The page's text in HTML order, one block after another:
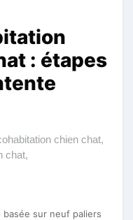
: étapes
chien chat,
chat,
basée sur neuf paliers